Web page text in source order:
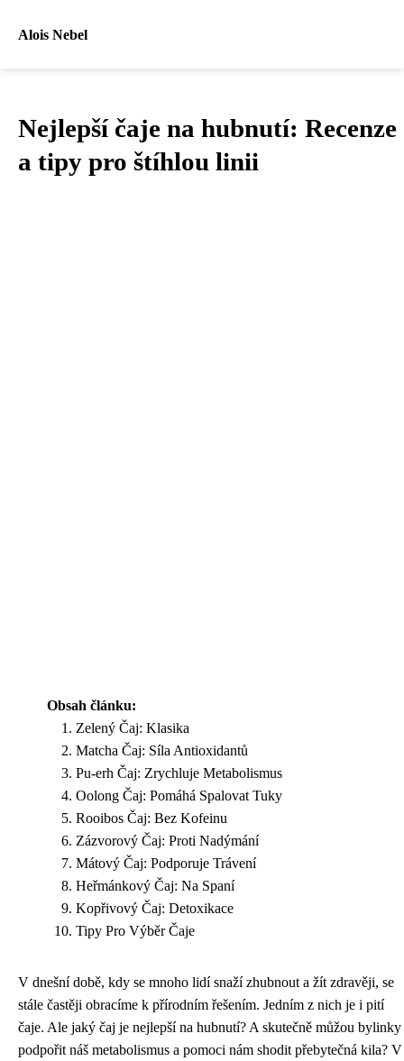
Alois Nebel
Nejlepší čaje na hubnutí: Recenze
a tipy pro štíhlou linii
Obsah článku:
Zelený Čaj: Klasika
Matcha Čaj: Síla Antioxidantů
Pu-erh Čaj: Zrychluje Metabolismus
Oolong Čaj: Pomáhá Spalovat Tuky
Rooibos Čaj: Bez Kofeinu
Zázvorový Čaj: Proti Nadýmání
Mátový Čaj: Podporuje Trávení
Heřmánkový Čaj: Na Spaní
Kopřivový Čaj: Detoxikace
Tipy Pro Výběr Čaje
V dnešní době, kdy se mnoho lidí snaží zhubnout a žít zdravěji, se
stále častěji obracíme k přírodním řešením. Jedním z nich je i pití
čaje. Ale jaký čaj je nejlepší na hubnutí? A skutečně můžou bylinky
podpořit náš metabolismus a pomoci nám shodit přebytečná kila? V